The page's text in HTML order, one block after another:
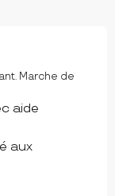
Marche de
aide
aux